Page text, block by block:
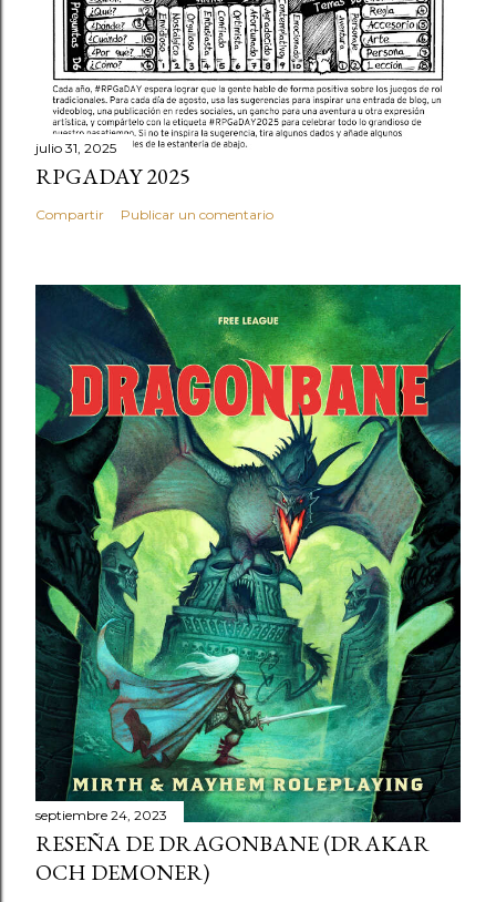
julio 31, 2025
RPGADAY 2025
Compartir Publicar un comentario
septiembre 24, 2023
RESEÑA DE DRAGONBANE (DRAKAR
OCH DEMONER)